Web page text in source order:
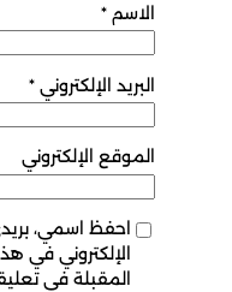
الاسم *
البريد الإلكتروني *
الموقع الإلكتروني
احفظ اسمي،
الإلكتروني في
المقبلة في